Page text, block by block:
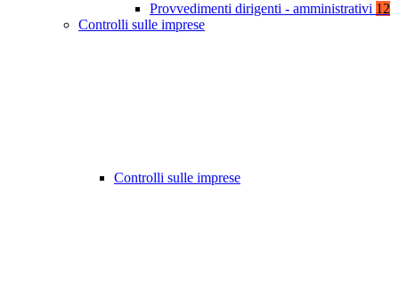
Provvedimenti dirigenti - amministrativi 12
Controlli sulle imprese
Controlli sulle imprese